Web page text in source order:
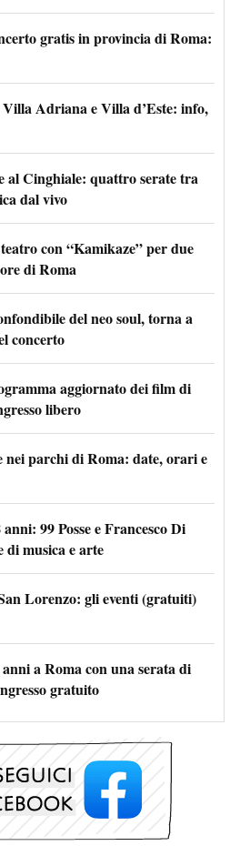
gratis in provincia di Roma:
Adriana e Villa d’Este: info,
al Cinghiale: quattro serate tra
dal vivo
con “Kamikaze” per due
di Roma
del neo soul, torna a
concerto
aggiornato dei film di
libero
parchi di Roma: date, orari e
99 Posse e Francesco Di
di musica e arte
Lorenzo: gli eventi (gratuiti)
a Roma con una serata di
gratuito